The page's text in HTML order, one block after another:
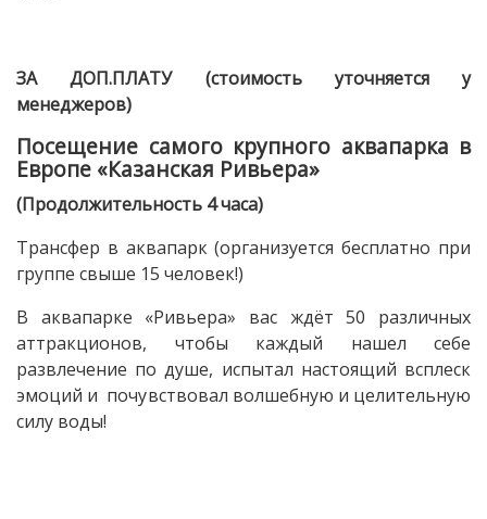
ЗА ДОП.ПЛАТУ (стоимость уточняется у
менеджеров)
Посещение самого крупного аквапарка в
Европе «Казанская Ривьера»
(Продолжительность 4 часа)
Трансфер в аквапарк (организуется бесплатно при
группе свыше 15 человек!)
В аквапарке «Ривьера» вас ждёт 50 различных
аттракционов, чтобы каждый нашел себе
развлечение по душе, испытал настоящий всплеск
эмоций и почувствовал волшебную и целительную
силу воды!